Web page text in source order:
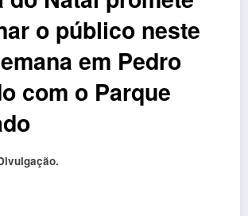
o público neste
em Pedro
com o Parque